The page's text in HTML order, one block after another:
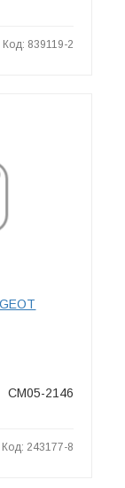
Код: 839119-2
CM05-2146
Код: 243177-8